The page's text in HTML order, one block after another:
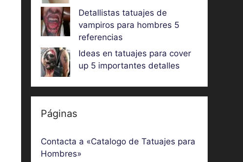
Detallistas tatuajes de
vampiros para hombres 5
referencias
Ideas en tatuajes para cover
up 5 importantes detalles
Páginas
Contacta a «Catalogo de Tatuajes para
Hombres»